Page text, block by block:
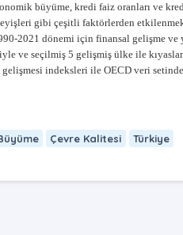
büyüme, kredi faiz oranları ve
gibi çeşitli faktörlerden
2021 dönemi için finansal gelişme
ve seçilmiş 5 gelişmiş ülke ile
indeksleri ile OECD veri
Çevre Kalitesi Türkiye